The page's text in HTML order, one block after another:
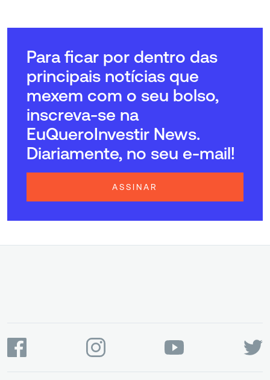
Para ficar por dentro das
principais notícias que
mexem com o seu bolso,
inscreva-se na
EuQueroInvestir News.
Diariamente, no seu e-mail!
ASSINAR